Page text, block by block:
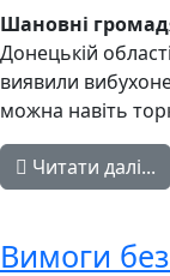
Шановні
Донецькій
виявили
можна навіть
Читати далі...
Вимоги